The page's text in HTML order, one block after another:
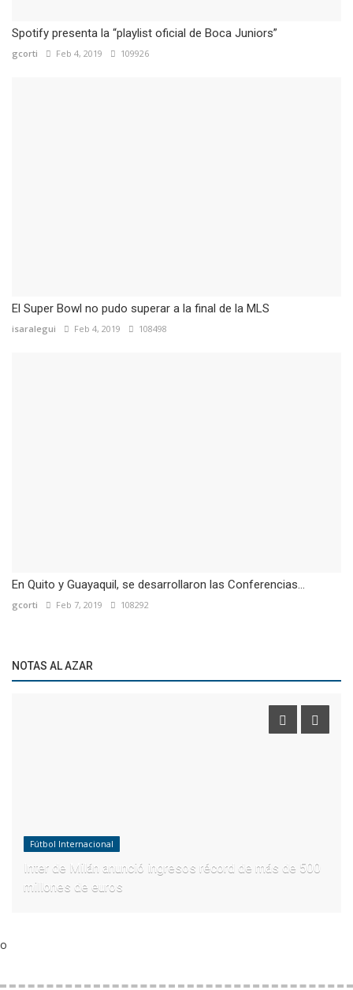
Spotify presenta la “playlist oficial de Boca Juniors”
gcorti Feb 4, 2019 109926
El Super Bowl no pudo superar a la final de la MLS
isaralegui Feb 4, 2019 108498
En Quito y Guayaquil, se desarrollaron las Conferencias...
gcorti Feb 7, 2019 108292
NOTAS AL AZAR
Fútbol Internacional
Inter de Milán anunció ingresos récord de más de 500
millones de euros
o